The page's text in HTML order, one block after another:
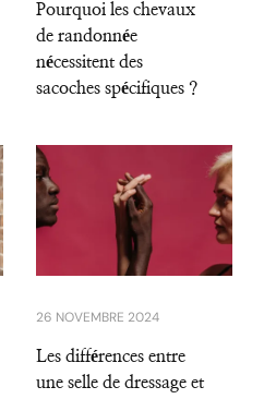
Pourquoi les chevaux
de randonnée
nécessitent des
sacoches spécifiques ?
26 NOVEMBRE 2024
Les différences entre
une selle de dressage et